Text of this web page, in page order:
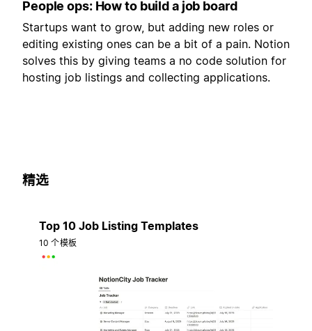
People ops: How to build a job board
Startups want to grow, but adding new roles or
editing existing ones can be a bit of a pain. Notion
solves this by giving teams a no code solution for
hosting job listings and collecting applications.
精选
Top 10 Job Listing Templates
10 个模板